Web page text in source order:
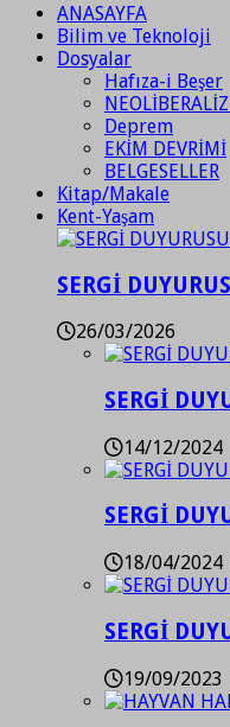
ANASAYFA
Bilim ve Teknoloji
Dosyalar
Hafıza-i Beşer
Deprem
EKİM DEVRİMİ
BELGESELLER
Kitap/Makale
Kent-Yaşam
SERGİ
26/03/2026
SERGİ
14/12/2024
SERGİ
18/04/2024
SERGİ
19/09/2023